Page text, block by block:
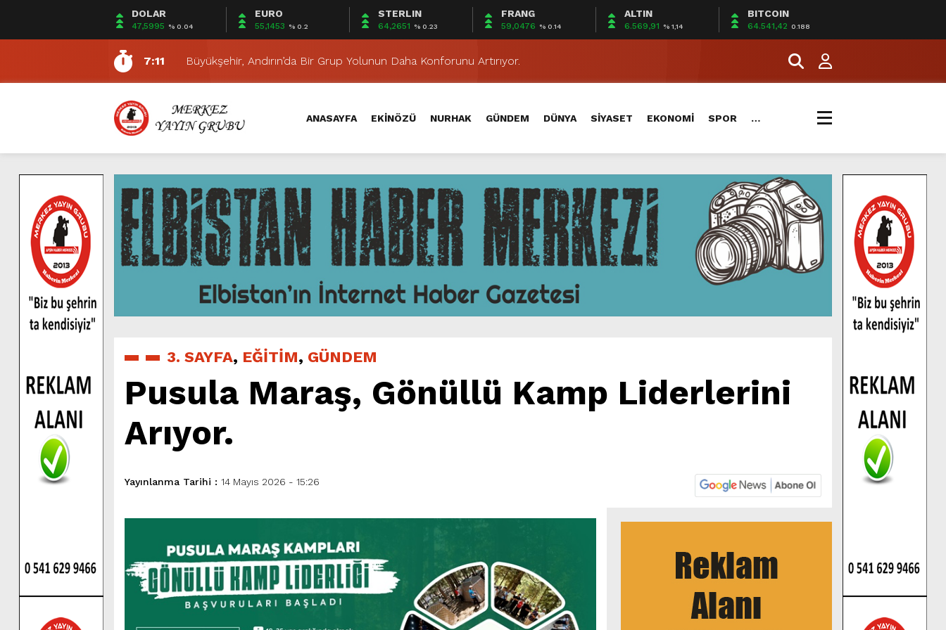
DOLAR
47,5995 % 0.04
EURO
55,1453 % 0.2
STERLIN
64,2651 % 0.23
FRANG
59,0476 % 0.14
ALTIN
6.569,91 % 1,14
BITCOIN
64.541,42 0.188
10:51
ELBİSTAN BELEDİYESİ ETÜT MERKEZİ’NDEN ÖĞRENCİLERE ÜCRETSİZ TERCİH DANIŞMANLIĞI.
14:01
DULKADİROĞLU BELEDİYESİ AĞUSTOS AYI MECLİS TOPLANTISI GERÇEKLEŞTİRİLDİ.
7:11
Büyükşehir, Andırın’da Bir Grup Yolunun Daha Konforunu Artırıyor.
7:09
Uluslararası Geleneksel Ağustos Fuarı’nda Müzik Ziyafeti Yaşanacak.
7:02
Elbistan’da Nöbetçi Eczaneler/05 Ağustos 2026 Çarşamba
10:30
Büyükşehir İtfaiyesi Temmuz’da 2 Bin 554 Olaya Müdahale Etti.
16:41
Büyükşehir’den Andırın Kırsalında Modern Ulaşım Hamlesi.
16:39
Büyükşehir’den Yeni Haftada 3 İlçe 20 Noktada Asfalt Mesaisi.
10:13
Ahmet Selçuk İlhan ve Şifo Mehmet’den Yarpuz Edebiyat Dergisi standına ziyaret.
4:24
Büyükşehir, Yeni Sanayi Sitesi’nde 3 Kilometrelik Yolu Asfaltla Buluşturdu.
10:51
ELBİSTAN BELEDİYESİ ETÜT MERKEZİ’NDEN ÖĞRENCİLERE ÜCRETSİZ TERCİH DANIŞMANLIĞI.
14:01
DULKADİROĞLU BELEDİYESİ AĞUSTOS AYI MECLİS TOPLANTISI GERÇEKLEŞTİRİLDİ.
ANASAYFA EKİNÖZÜ NURHAK GÜNDEM DÜNYA SİYASET EKONOMİ SPOR …
3. SAYFA, EĞİTİM, GÜNDEM
Pusula Maraş, Gönüllü Kamp Liderlerini
Arıyor.
Yayınlanma Tarihi : 14 Mayıs 2026 - 15:26